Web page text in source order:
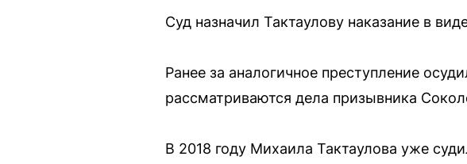
Суд назначил Тактаулову наказание в
Ранее за аналогичное преступление
рассматриваются дела призывника
В 2018 году Михаила Тактаулова уже